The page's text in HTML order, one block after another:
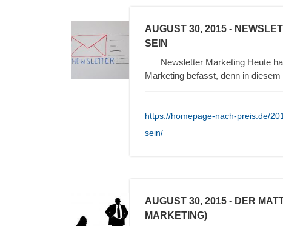
AUGUST 30, 2015 -
SEIN
Newsletter Marketing Heute
Marketing befasst, denn in
https://homepage-nach-preis.de/
sein/
AUGUST 30, 2015 - DER
MARKETING)